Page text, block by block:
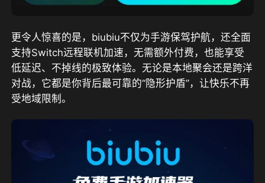
更令人惊喜的是，biubiu不仅为手游保驾护航，还全面
支持Switch远程联机加速，无需额外付费，也能享受
低延迟、不掉线的极致体验。无论是本地聚会还是跨洋
对战，它都是你背后最可靠的“隐形护盾”，让快乐不再
受地域限制。